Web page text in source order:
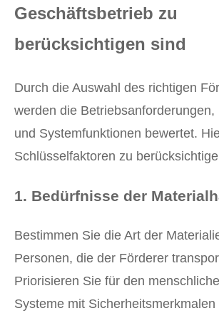
Geschäftsbetrieb zu
berücksichtigen sind
Durch die Auswahl des richtigen
werden die Betriebsanforderungen,
und Systemfunktionen bewertet.
Schlüsselfaktoren zu
1. Bedürfnisse der
Bestimmen Sie die Art der
Personen, die der Förderer
Priorisieren Sie für den
Systeme mit Sicherheitsmerkmalen